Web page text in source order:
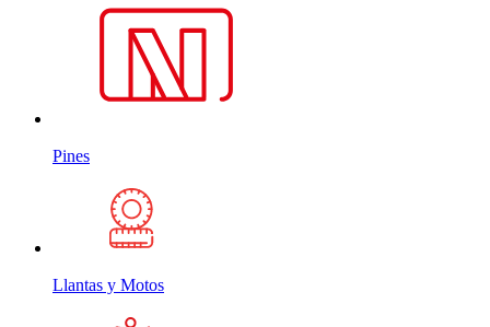
Pines
Llantas y Motos